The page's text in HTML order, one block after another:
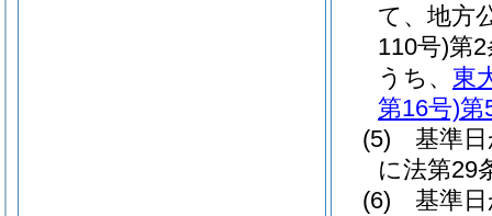
て、地方
110号)第
うち、 東
第16号)第
(5)
基準
に法第29
(6)
基準